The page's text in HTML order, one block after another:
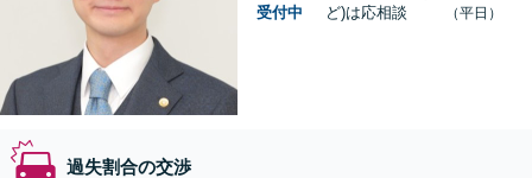
受付中
ど)は応相談
（平日）
過失割合の交渉